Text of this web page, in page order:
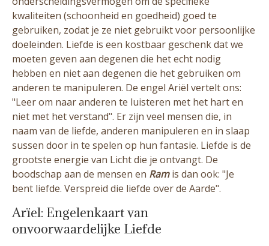
kwaliteiten (schoonheid en goedheid) goed te
gebruiken, zodat je ze niet gebruikt voor persoonlijke
doeleinden. Liefde is een kostbaar geschenk dat we
moeten geven aan degenen die het echt nodig
hebben en niet aan degenen die het gebruiken om
anderen te manipuleren. De engel Ariël vertelt ons:
"Leer om naar anderen te luisteren met het hart en
niet met het verstand". Er zijn veel mensen die, in
naam van de liefde, anderen manipuleren en in slaap
sussen door in te spelen op hun fantasie. Liefde is de
grootste energie van Licht die je ontvangt. De
boodschap aan de mensen en Ramis dan ook: "Je
bent liefde. Verspreid die liefde over de Aarde".
Arïel: Engelenkaart van
onvoorwaardelijke Liefde